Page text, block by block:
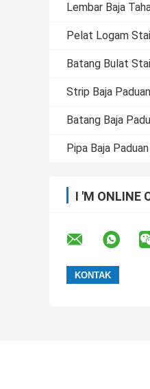
Lembar Baja
Pelat Logam
Batang Bulat
Strip Baja Paduan
Batang Baja
Pipa Baja Paduan
I 'M ONLINE